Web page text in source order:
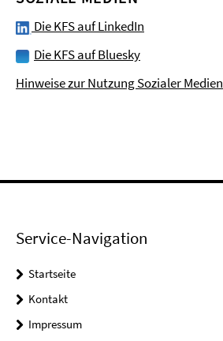
Die KFS auf LinkedIn
Die KFS auf Bluesky
Hinweise zur Nutzung Sozialer Medien
Service-Navigation
Startseite
Kontakt
Impressum